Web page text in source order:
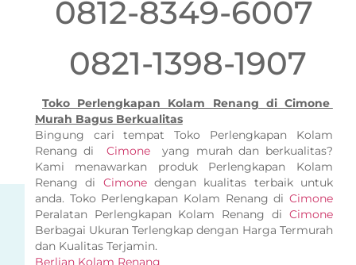
0812-8349-6007
0821-1398-1907
Toko Perlengkapan Kolam Renang di Cimone
Murah Bagus Berkualitas
Bingung cari tempat Toko Perlengkapan Kolam
Renang di Cimone
yang murah dan berkualitas?
Kami menawarkan produk Perlengkapan Kolam
Renang di Cimonedengan kualitas terbaik untuk
anda. Toko Perlengkapan Kolam Renang di Cimone
Peralatan Perlengkapan Kolam Renang di Cimone
Berbagai Ukuran Terlengkap dengan Harga Termurah
dan Kualitas Terjamin.
Berlian Kolam Renang